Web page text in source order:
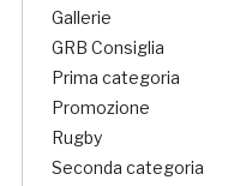
Gallerie
GRB Consiglia
Prima categoria
Promozione
Rugby
Seconda categoria